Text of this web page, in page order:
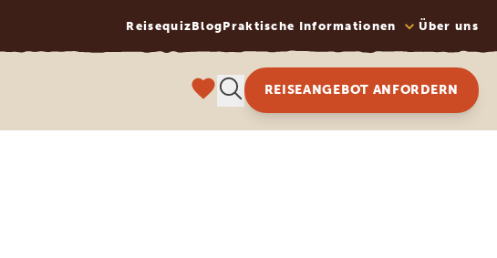
ReisequizBlogPraktische Informationen Über uns
REISEANGEBOT ANFORDERN